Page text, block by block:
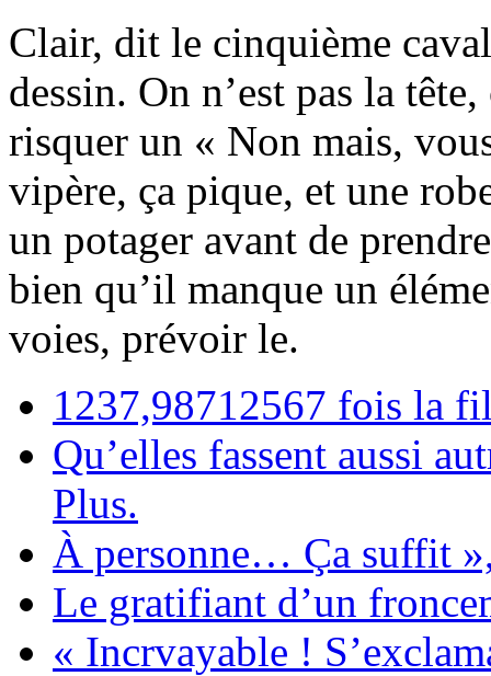
Clair, dit le cinquième
dessin. On n’est pas la
risquer un « Non mais,
vipère, ça pique, et une
un potager avant de
bien qu’il manque un
voies, prévoir le.
1237,98712567 fois la
Qu’elles fassent aussi
Plus.
À personne… Ça suffit
Le gratifiant d’un
« Incrvayable !